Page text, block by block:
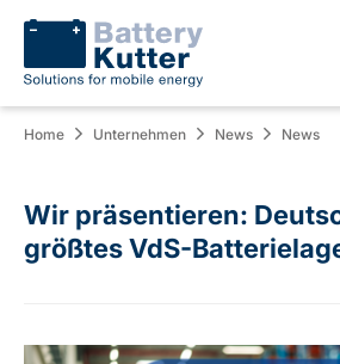
Home Unternehmen News News
Wir präsentieren:
größtes VdS-